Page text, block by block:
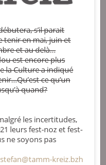
s’il parait
tenir en mai, juin et
et au delà…
est encore plus
la Culture a indiqué
ce qu’un
quand?
les incertitudes,
leurs fest-noz et fest-
ne soyons pas
stefan@tamm-kreiz.bzh